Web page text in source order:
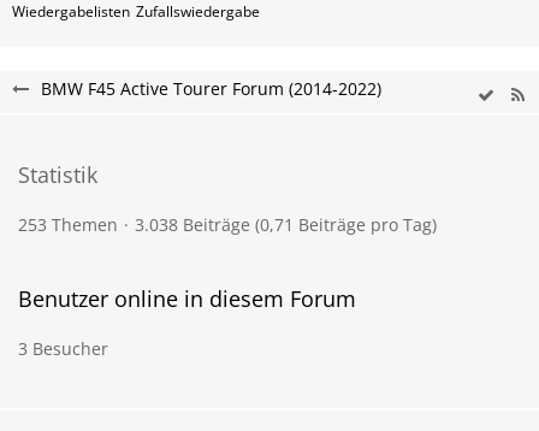
Wiedergabelisten Zufallswiedergabe
BMW F45 Active Tourer Forum (2014-2022)
Statistik
253 Themen 3.038 Beiträge (0,71 Beiträge pro Tag)
Benutzer online in diesem Forum
3 Besucher